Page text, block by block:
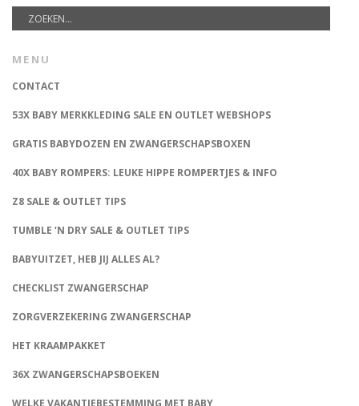
MENU
CONTACT
53X BABY MERKKLEDING SALE EN OUTLET WEBSHOPS
GRATIS BABYDOZEN EN ZWANGERSCHAPSBOXEN
40X BABY ROMPERS: LEUKE HIPPE ROMPERTJES & INFO
Z8 SALE & OUTLET TIPS
TUMBLE ‘N DRY SALE & OUTLET TIPS
BABYUITZET, HEB JIJ ALLES AL?
CHECKLIST ZWANGERSCHAP
ZORGVERZEKERING ZWANGERSCHAP
HET KRAAMPAKKET
36X ZWANGERSCHAPSBOEKEN
WELKE VAKANTIEBESTEMMING MET BABY